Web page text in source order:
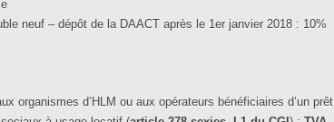
neuf – dépôt de la DAACT après le 1er janvier 2018 : 10%
organismes d’HLM ou aux opérateurs bénéficiaires d’un prêt